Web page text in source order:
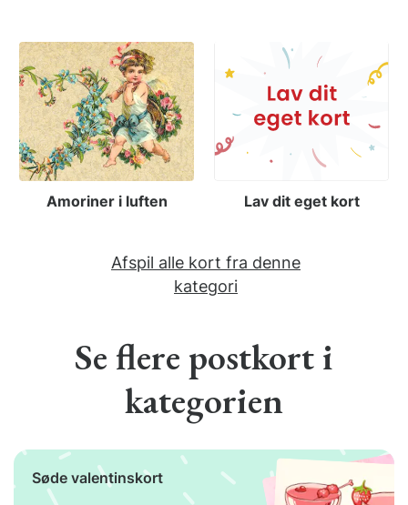
Amoriner i luften Lav dit eget kort
Afspil alle kort fra denne
kategori
Se flere postkort i
kategorien
Søde valentinskort